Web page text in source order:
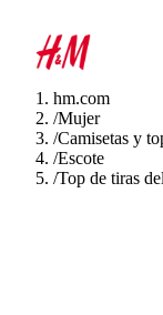
hm.com
/Mujer
/Camisetas y
/Escote
/Top de tiras